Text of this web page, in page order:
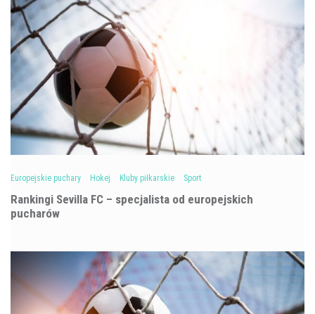
Europejskie puchary Hokej Kluby piłkarskie Sport
Rankingi Sevilla FC – specjalista od europejskich
pucharów